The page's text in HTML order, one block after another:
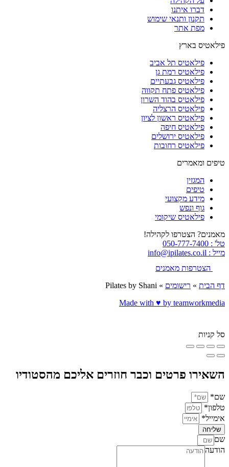
דברו איתנו
תקנון ותנאי שימוש
מפת אתר
פילאטיס בארץ
פילאטיס תל אביב
פילאטיס רמת גן
פילאטיס גבעתיים
פילאטיס פתח תקווה
פילאטיס בהוד השרון
פילאטיס הרצליה
פילאטיס ראשון לציון
פילאטיס חיפה
פילאטיס ירושלים
פילאטיס רחובות
טיפים ומאמרים
המגזין
טיפים
מידע מקצועי
גוף ונפש
פילאטיס שיקומי
מאמנים? הצטרפו לקהילה!
טל' : 050-777-7400
מייל : info@ipilates.co.il
הצטרפות מאמנים
דף הבית » רישומים »
Pilates by Shani
Made with ♥️ by teamworkmedia
סל קניות
השאירו פרטים וכבר חוזרים אליכם מהסטודיו
שם*
טלפון*
אימייל*
שליחה
שם
הודעה